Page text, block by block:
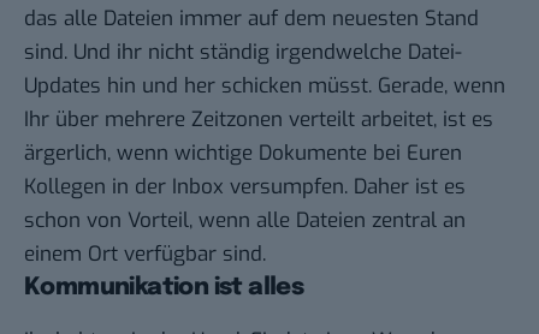
das alle Dateien immer auf dem neuesten Stand
sind. Und ihr nicht ständig irgendwelche Datei-
Updates hin und her schicken müsst. Gerade, wenn
Ihr über mehrere Zeitzonen verteilt arbeitet, ist es
ärgerlich, wenn wichtige Dokumente bei Euren
Kollegen in der Inbox versumpfen. Daher ist es
schon von Vorteil, wenn alle Dateien zentral an
einem Ort verfügbar sind.
Kommunikation ist alles